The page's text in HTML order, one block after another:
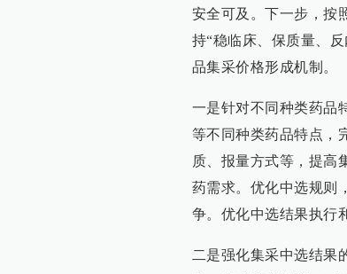
安全可及。下一步，按
持“稳临床、保质量、
品集采价格形成机制。
一是针对不同种类药品
等不同种类药品特点，
质、报量方式等，提高
药需求。优化中选规则
争。优化中选结果执行
二是强化集采中选结果